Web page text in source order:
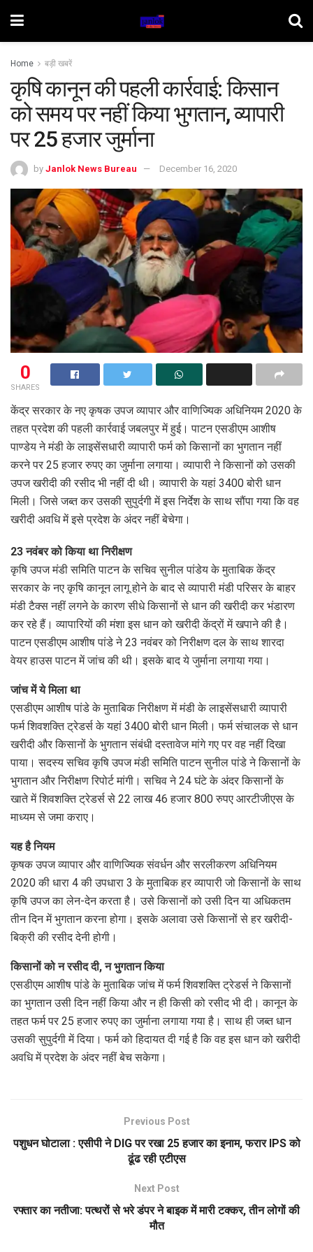
Home बड़ी खबरें
कृषि कानून की पहली कार्रवाई: किसान
को समय पर नहीं किया भुगतान, व्यापारी
पर 25 हजार जुर्माना
by Janlok News Bureau December 16, 2020
0
SHARES
केंद्र सरकार के नए कृषक उपज व्यापार और वाणिज्यिक अधिनियम 2020 के
तहत प्रदेश की पहली कार्रवाई जबलपुर में हुई। पाटन एसडीएम आशीष
पाण्डेय ने मंडी के लाइसेंसधारी व्यापारी फर्म को किसानों का भुगतान नहीं
करने पर 25 हजार रुपए का जुर्माना लगाया। व्यापारी ने किसानों को उसकी
उपज खरीदी की रसीद भी नहीं दी थी। व्यापारी के यहां 3400 बोरी धान
मिली। जिसे जब्त कर उसकी सुपुर्दगी में इस निर्देश के साथ सौंपा गया कि वह
खरीदी अवधि में इसे प्रदेश के अंदर नहीं बेचेगा।
23 नवंबर को किया था निरीक्षण
कृषि उपज मंडी समिति पाटन के सचिव सुनील पांडेय के मुताबिक केंद्र
सरकार के नए कृषि कानून लागू होने के बाद से व्यापारी मंडी परिसर के बाहर
मंडी टैक्स नहीं लगने के कारण सीधे किसानों से धान की खरीदी कर भंडारण
कर रहे हैं। व्यापारियों की मंशा इस धान को खरीदी केंद्रों में खपाने की है।
पाटन एसडीएम आशीष पांडे ने 23 नवंबर को निरीक्षण दल के साथ शारदा
वेयर हाउस पाटन में जांच की थी। इसके बाद ये जुर्माना लगाया गया।
जांच में ये मिला था
एसडीएम आशीष पांडे के मुताबिक निरीक्षण में मंडी के लाइसेंसधारी व्यापारी
फर्म शिवशक्ति ट्रेडर्स के यहां 3400 बोरी धान मिली। फर्म संचालक से धान
खरीदी और किसानों के भुगतान संबंधी दस्तावेज मांगे गए पर वह नहीं दिखा
पाया। सदस्य सचिव कृषि उपज मंडी समिति पाटन सुनील पांडे ने किसानों के
भुगतान और निरीक्षण रिपोर्ट मांगी। सचिव ने 24 घंटे के अंदर किसानों के
खाते में शिवशक्ति ट्रेडर्स से 22 लाख 46 हजार 800 रुपए आरटीजीएस के
माध्यम से जमा कराए।
यह है नियम
कृषक उपज व्यापार और वाणिज्यिक संवर्धन और सरलीकरण अधिनियम
2020 की धारा 4 की उपधारा 3 के मुताबिक हर व्यापारी जो किसानों के साथ
कृषि उपज का लेन-देन करता है। उसे किसानों को उसी दिन या अधिकतम
तीन दिन में भुगतान करना होगा। इसके अलावा उसे किसानों से हर खरीदी-
बिक्री की रसीद देनी होगी।
किसानों को न रसीद दी, न भुगतान किया
एसडीएम आशीष पांडे के मुताबिक जांच में फर्म शिवशक्ति ट्रेडर्स ने किसानों
का भुगतान उसी दिन नहीं किया और न ही किसी को रसीद भी दी। कानून के
तहत फर्म पर 25 हजार रुपए का जुर्माना लगाया गया है। साथ ही जब्त धान
उसकी सुपुर्दगी में दिया। फर्म को हिदायत दी गई है कि वह इस धान को खरीदी
अवधि में प्रदेश के अंदर नहीं बेच सकेगा।
Previous Post
पशुधन घोटाला : एसीपी ने DIG पर रखा 25 हजार का इनाम, फरार IPS को
ढूंढ रही एटीएस
Next Post
रफ्तार का नतीजा: पत्थरों से भरे डंपर ने बाइक में मारी टक्कर, तीन लोगों की
मौत